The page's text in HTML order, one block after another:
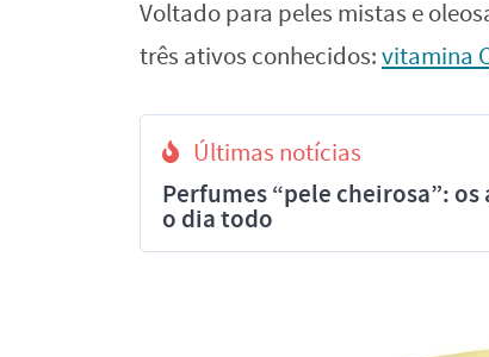
Voltado para peles mistas e
três ativos conhecidos:vitamina
Últimas notícias
Perfumes “pele cheirosa”:
o dia todo